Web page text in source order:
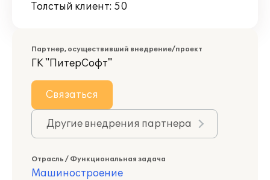
Толстый клиент: 50
Партнер, осуществивший внедрение/проект
ГК "ПитерСофт"
Связаться
Другие внедрения партнера
Отрасль / Функциональная задача
Машиностроение